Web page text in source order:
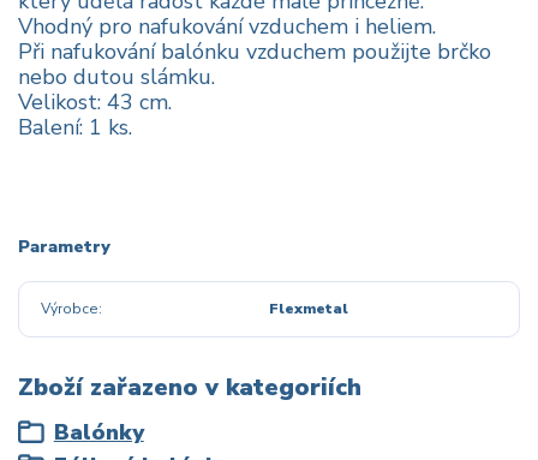
Vhodný pro nafukování vzduchem i heliem.
Při nafukování balónku vzduchem použijte brčko
nebo dutou slámku.
Velikost: 43 cm.
Balení: 1 ks.
Parametry
Výrobce Flexmetal
Zboží zařazeno v kategoriích
Balónky